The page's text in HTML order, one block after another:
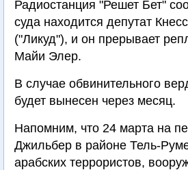
Радиостанция "Решет Бет"
суда находится депутат
("Ликуд"), и он прерывает
Майи Элер.
В случае обвинительного
будет вынесен через месяц.
Напомним, что 24 марта на
Джильбер в районе Тель-
арабских террористов,